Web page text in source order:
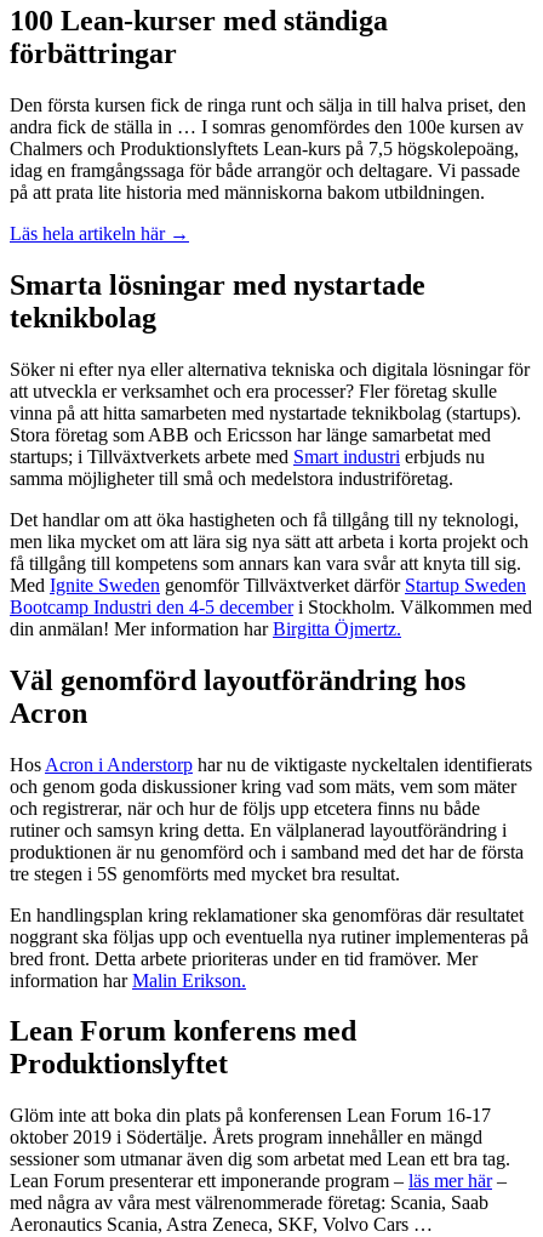
100 Lean-kurser med ständiga
förbättringar
Den första kursen fick de ringa runt och sälja in till halva priset, den
andra fick de ställa in … I somras genomfördes den 100e kursen av
Chalmers och Produktionslyftets Lean-kurs på 7,5 högskolepoäng,
idag en framgångssaga för både arrangör och deltagare. Vi passade
på att prata lite historia med människorna bakom utbildningen.
Läs hela artikeln här →
Smarta lösningar med nystartade
teknikbolag
Söker ni efter nya eller alternativa tekniska och digitala lösningar för
att utveckla er verksamhet och era processer? Fler företag skulle
vinna på att hitta samarbeten med nystartade teknikbolag (startups).
Stora företag som ABB och Ericsson har länge samarbetat med
startups; i Tillväxtverkets arbete med Smart industri erbjuds nu
samma möjligheter till små och medelstora industriföretag.
Det handlar om att öka hastigheten och få tillgång till ny teknologi,
men lika mycket om att lära sig nya sätt att arbeta i korta projekt och
få tillgång till kompetens som annars kan vara svår att knyta till sig.
Med Ignite Sweden genomför Tillväxtverket därför Startup Sweden
Bootcamp Industri den 4-5 decemberi Stockholm. Välkommen med
din anmälan! Mer information harBirgitta Öjmertz.
Väl genomförd layoutförändring hos
Acron
Hos Acron i Anderstorp har nu de viktigaste nyckeltalen identifierats
och genom goda diskussioner kring vad som mäts, vem som mäter
och registrerar, när och hur de följs upp etcetera finns nu både
rutiner och samsyn kring detta. En välplanerad layoutförändring i
produktionen är nu genomförd och i samband med det har de första
tre stegen i 5S genomförts med mycket bra resultat.
En handlingsplan kring reklamationer ska genomföras där resultatet
noggrant ska följas upp och eventuella nya rutiner implementeras på
bred front. Detta arbete prioriteras under en tid framöver. Mer
information harMalin Erikson.
Lean Forum konferens med
Produktionslyftet
Glöm inte att boka din plats på konferensen Lean Forum 16-17
oktober 2019 i Södertälje. Årets program innehåller en mängd
sessioner som utmanar även dig som arbetat med Lean ett bra tag.
Lean Forum presenterar ett imponerande program – läs mer här–
med några av våra mest välrenommerade företag: Scania, Saab
Aeronautics Scania, Astra Zeneca, SKF, Volvo Cars …